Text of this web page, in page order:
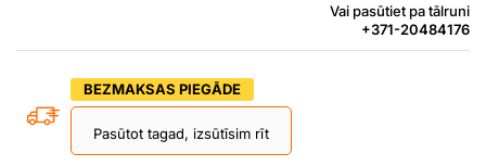
Vai pasūtiet pa tālruni
+371-20484176
BEZMAKSAS PIEGĀDE
Pasūtot tagad, izsūtīsim rīt